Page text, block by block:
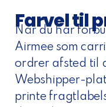
Farvel til
Når du har
Airmee som
ordrer afsted til
Webshipper-
printe